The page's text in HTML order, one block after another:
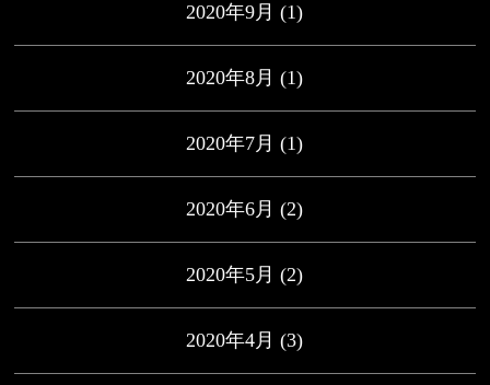
2020年9月 (1)
2020年8月 (1)
2020年7月 (1)
2020年6月 (2)
2020年5月 (2)
2020年4月 (3)